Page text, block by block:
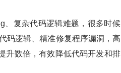
、复杂代码逻辑难题，很多时候
码逻辑、精准修复程序漏洞，高
升数倍，有效降低代码开发和排